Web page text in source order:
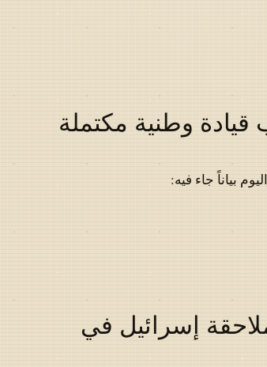
وطنية مكتملة
بياناً جاء فيه:
إسرائيل في